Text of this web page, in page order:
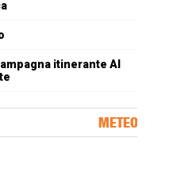
itinerante Al
METEO
Marche